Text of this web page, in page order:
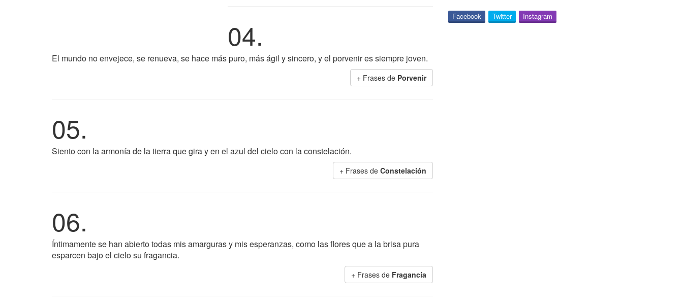
04.
El mundo no envejece, se renueva, se hace más puro, más ágil y sincero, y el porvenir es siempre joven.
+ Frases de Porvenir
05.
Siento con la armonía de la tierra que gira y en el azul del cielo con la constelación.
+ Frases de Constelación
06.
Íntimamente se han abierto todas mis amarguras y mis esperanzas, como las flores que a la brisa pura
esparcen bajo el cielo su fragancia.
+ Frases de Fragancia
Facebook Twitter Instagram